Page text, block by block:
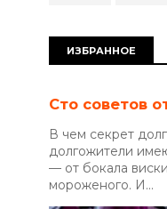
ИЗБРАННОЕ
Сто советов
В чем секрет
долгожители
— от бокала
мороженого. И...